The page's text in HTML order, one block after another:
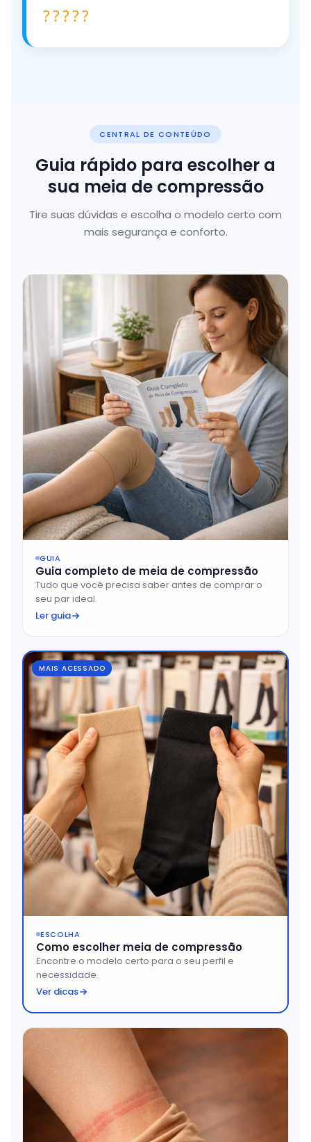
?????
CENTRAL DE CONTEÚDO
Guia rápido para escolher a
sua meia de compressão
Tire suas dúvidas e escolha o modelo certo com
mais segurança e conforto.
GUIA
Guia completo de meia de compressão
Tudo que você precisa saber antes de comprar o
seu par ideal.
Ler guia
ESCOLHA
Como escolher meia de compressão
Encontre o modelo certo para o seu perfil e
necessidade.
Ver dicas